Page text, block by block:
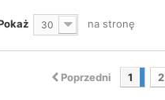
30 na stronę
Poprzedni 1 2